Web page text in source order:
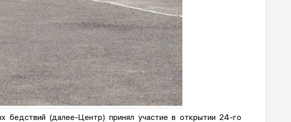
бедствий (далее-Центр) принял участие в открытии 24-го